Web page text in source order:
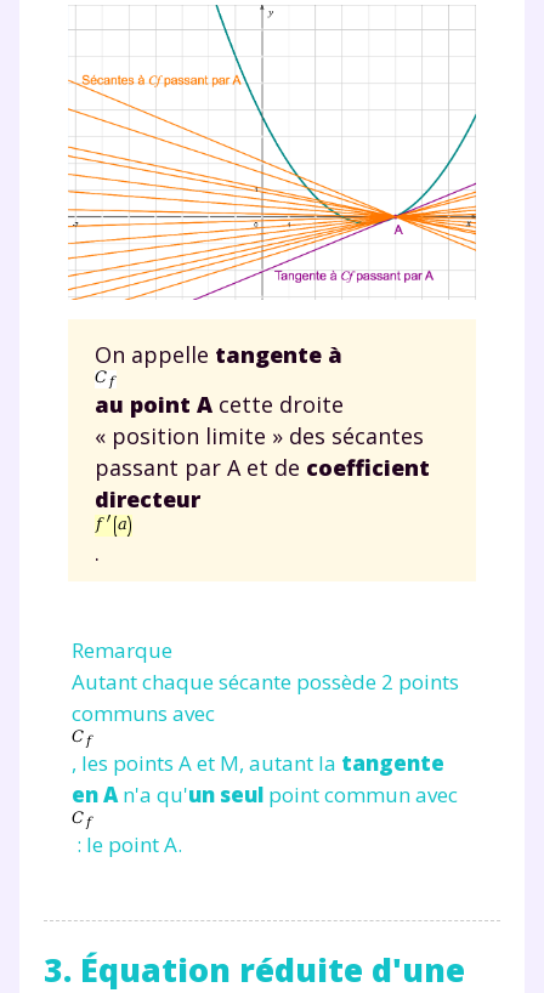
On appelle tangente à
au point A cette droite
« position limite » des sécantes
passant par A et de coefficient
directeur
.
Remarque
Autant chaque sécante possède 2 points
communs avec
, les points A et M, autant la tangente
en An'a qu'un seul point commun avec
: le point A.
3. Équation réduite d'une